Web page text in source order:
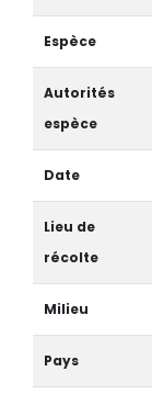
Espèce
Autorités
espèce
Date
Lieu de
récolte
Milieu
Pays